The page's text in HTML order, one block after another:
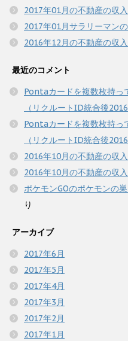
2017年01月の不動産の収
2017年01月サラリーマン
2016年12月の不動産の収
最近のコメント
Pontaカードを複数枚持っ
（リクルートID統合後2016
Pontaカードを複数枚持っ
（リクルートID統合後2016
2016年10月の不動産の収
2016年10月の不動産の収
ポケモンGOのポケモンの
り
アーカイブ
2017年6月
2017年5月
2017年4月
2017年3月
2017年2月
2017年1月